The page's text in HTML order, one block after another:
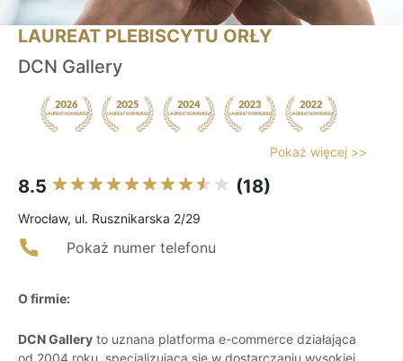
LAUREAT PLEBISCYTU ORŁY
DCN Gallery
Pokaż więcej >>
8.5 (18)
Wrocław, ul. Rusznikarska 2/29
Pokaż numer telefonu
O firmie:
DCN Gallery to uznana platforma e-commerce działająca
od 2004 roku, specjalizująca się w dostarczaniu wysokiej